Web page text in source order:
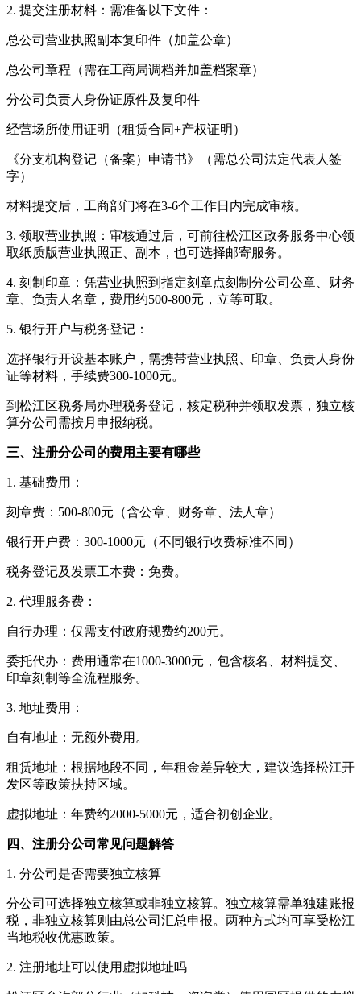
2. 提交注册材料：需准备以下文件：
总公司营业执照副本复印件（加盖公章）
总公司章程（需在工商局调档并加盖档案章）
分公司负责人身份证原件及复印件
经营场所使用证明（租赁合同+产权证明）
《分支机构登记（备案）申请书》（需总公司法定代表人签
字）
材料提交后，工商部门将在3-6个工作日内完成审核。
3. 领取营业执照：审核通过后，可前往松江区政务服务中心领
取纸质版营业执照正、副本，也可选择邮寄服务。
4. 刻制印章：凭营业执照到指定刻章点刻制分公司公章、财务
章、负责人名章，费用约500-800元，立等可取。
5. 银行开户与税务登记：
选择银行开设基本账户，需携带营业执照、印章、负责人身份
证等材料，手续费300-1000元。
到松江区税务局办理税务登记，核定税种并领取发票，独立核
算分公司需按月申报纳税。
三、注册分公司的费用主要有哪些
1. 基础费用：
刻章费：500-800元（含公章、财务章、法人章）
银行开户费：300-1000元（不同银行收费标准不同）
税务登记及发票工本费：免费。
2. 代理服务费：
自行办理：仅需支付政府规费约200元。
委托代办：费用通常在1000-3000元，包含核名、材料提交、
印章刻制等全流程服务。
3. 地址费用：
自有地址：无额外费用。
租赁地址：根据地段不同，年租金差异较大，建议选择松江开
发区等政策扶持区域。
虚拟地址：年费约2000-5000元，适合初创企业。
四、注册分公司常见问题解答
1. 分公司是否需要独立核算
分公司可选择独立核算或非独立核算。独立核算需单独建账报
税，非独立核算则由总公司汇总申报。两种方式均可享受松江
当地税收优惠政策。
2. 注册地址可以使用虚拟地址吗